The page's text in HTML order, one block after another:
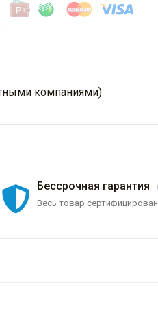
компаниями)
Бессрочная гарантия
Весь товар сертифицирован